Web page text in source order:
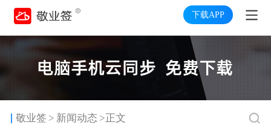
下载APP
敬业签 > 新闻动态 >正文